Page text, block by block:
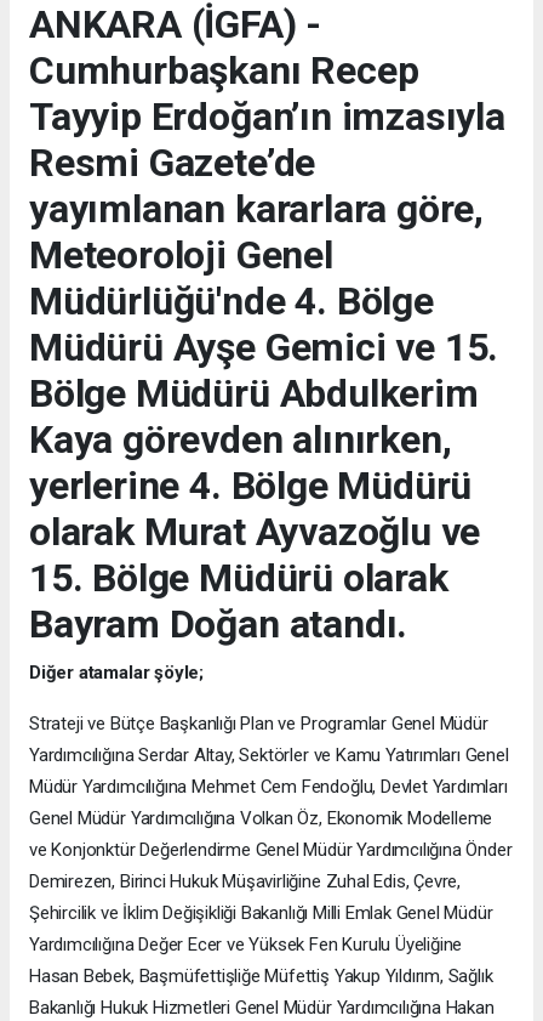
ANKARA (İGFA) -
Cumhurbaşkanı Recep
Tayyip Erdoğan’ın imzasıyla
Resmi Gazete’de
yayımlanan kararlara göre,
Meteoroloji Genel
Müdürlüğü'nde 4. Bölge
Müdürü Ayşe Gemici ve 15.
Bölge Müdürü Abdulkerim
Kaya görevden alınırken,
yerlerine 4. Bölge Müdürü
olarak Murat Ayvazoğlu ve
15. Bölge Müdürü olarak
Bayram Doğan atandı.
Diğer atamalar şöyle;
Strateji ve Bütçe Başkanlığı Plan ve Programlar Genel Müdür
Yardımcılığına Serdar Altay, Sektörler ve Kamu Yatırımları Genel
Müdür Yardımcılığına Mehmet Cem Fendoğlu, Devlet Yardımları
Genel Müdür Yardımcılığına Volkan Öz, Ekonomik Modelleme
ve Konjonktür Değerlendirme Genel Müdür Yardımcılığına Önder
Demirezen, Birinci Hukuk Müşavirliğine Zuhal Edis, Çevre,
Şehircilik ve İklim Değişikliği Bakanlığı Milli Emlak Genel Müdür
Yardımcılığına Değer Ecer ve Yüksek Fen Kurulu Üyeliğine
Hasan Bebek, Başmüfettişliğe Müfettiş Yakup Yıldırım, Sağlık
Bakanlığı Hukuk Hizmetleri Genel Müdür Yardımcılığına Hakan